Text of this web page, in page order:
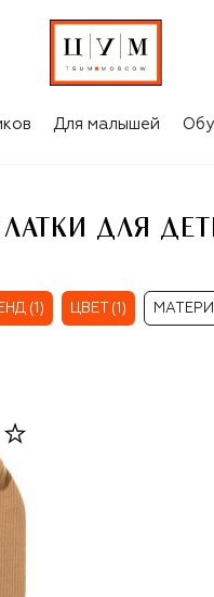
Для малышей
ДЛЯ ДЕТЕЙ
(1) ЦВЕТ (1)